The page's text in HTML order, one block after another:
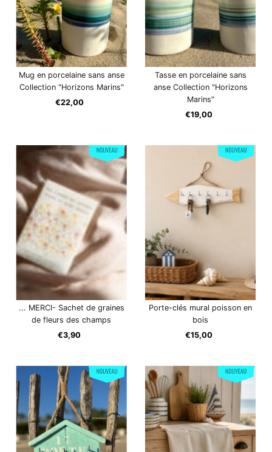
Mug en porcelaine sans anse
Collection "Horizons Marins"
Prix
€22,00
Tasse en porcelaine sans
anse Collection "Horizons
Marins"
Prix
€19,00
... MERCI- Sachet de graines
de fleurs des champs
Prix
€3,90
Porte-clés mural poisson en
bois
Prix
€15,00